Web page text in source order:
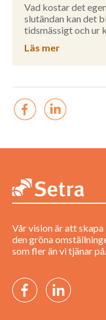
Vad kostar det
slutändan kan det
tidsmässigt och ur
Läs mer
Vår vision är att
den gröna
som fler än vi tjänar på.